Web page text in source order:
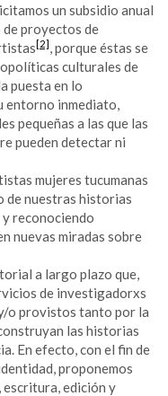
un subsidio anual
proyectos de
[2], porque éstas se
culturales de
puesta en lo
entorno inmediato,
pequeñas a las que las
pueden detectar ni
mujeres tucumanas
de nuestras historias
reconociendo
nuevas miradas sobre
a largo plazo que,
de investigadorxs
o provistos tanto por la
las historias
En efecto, con el fin de
proponemos
edición y